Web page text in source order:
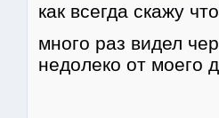
как всегда скажу
много раз видел
недолеко от моего